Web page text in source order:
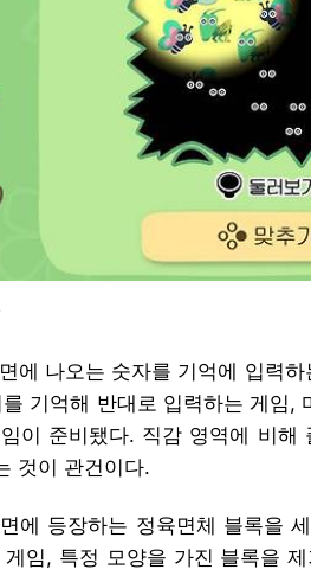
에 나오는 숫자를 기억에 입력
기억해 반대로 입력하는 게임,
이 준비됐다. 직감 영역에 비해
것이 관건이다.
에 등장하는 정육면체 블록을
임, 특정 모양을 가진 블록을